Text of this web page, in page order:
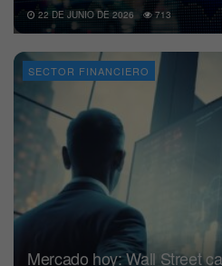
22 DE JUNIO DE 2026 713
SECTOR FINANCIERO
Mercado hoy: Wall Street